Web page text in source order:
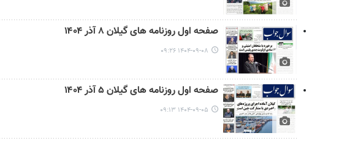
صفحه اول روزنامه های گیلان ۸ آذر ۱۴۰۴
۱۴۰۴-۰۹-۰۸ ۰۹:۲۶
صفحه اول روزنامه های گیلان ۵ آذر ۱۴۰۴
۱۴۰۴-۰۹-۰۵ ۰۹:۱۳